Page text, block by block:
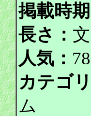
掲載時期
長さ：
人気：
カテゴリ
ム